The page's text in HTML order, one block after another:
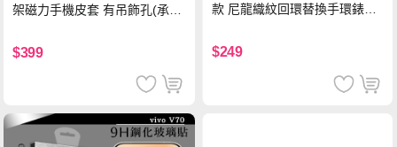
架磁力手機皮套 有吊飾孔(承諾
$399
款 尼龍織紋回環替換手環錶帶-
$249